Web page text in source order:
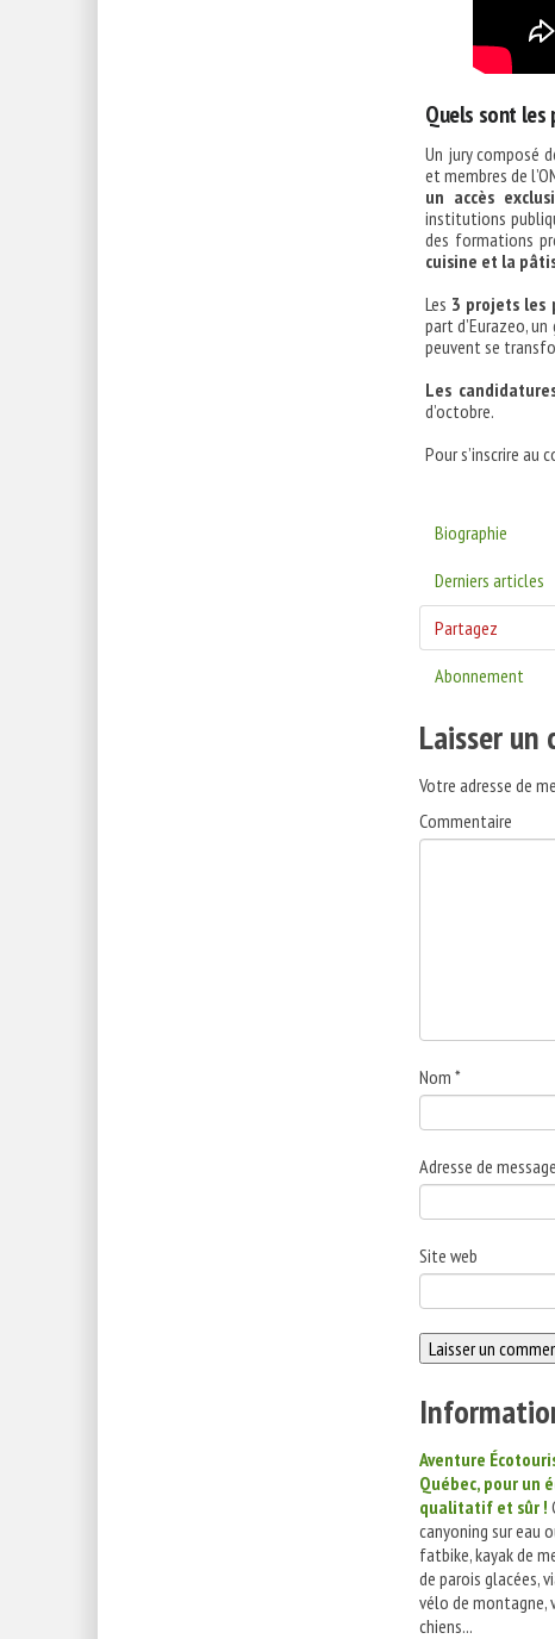
Quels sont les
Un jury composé
et membres de
un accès
institutions
des formations
cuisine et la
Les 3 projets les
part d’Eurazeo,
peuvent se
Les
d’octobre.
Pour s’inscrire au
Biographie
Derniers articles
Partagez
Abonnement
Laisser un
Votre adresse de
Commentaire
Nom *
Adresse de
Site web
Aventure
Québec, pour un
qualitatif et sûr !
canyoning sur eau
fatbike, kayak de
de parois glacées,
vélo de montagne,
chiens...